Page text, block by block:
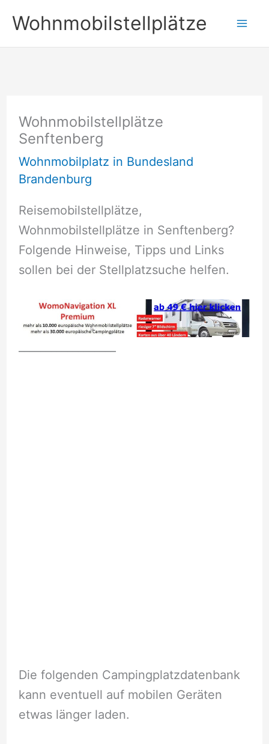
Inhalt
springen
Wohnmobilstellplätze
Wohnmobilstellplätze
Senftenberg
Wohnmobilplatz in Bundesland
Brandenburg
Reisemobilstellplätze,
Wohnmobilstellplätze in Senftenberg?
Folgende Hinweise, Tipps und Links
sollen bei der Stellplatzsuche helfen.
Die folgenden Campingplatzdatenbank
kann eventuell auf mobilen Geräten
etwas länger laden.